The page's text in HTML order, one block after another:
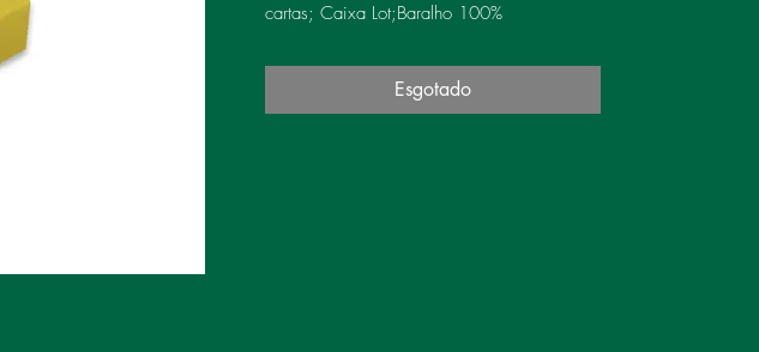
cartas; Caixa Lot;Baralho 100%
Esgotado